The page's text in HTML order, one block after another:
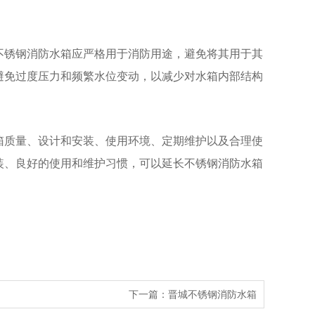
钢消防水箱应严格用于消防用途，避免将其用于其
过度压力和频繁水位变动，以减少对水箱内部结构
量、设计和安装、使用环境、定期维护以及合理使
良好的使用和维护习惯，可以延长不锈钢消防水箱
下一篇： 晋城不锈钢消防水箱